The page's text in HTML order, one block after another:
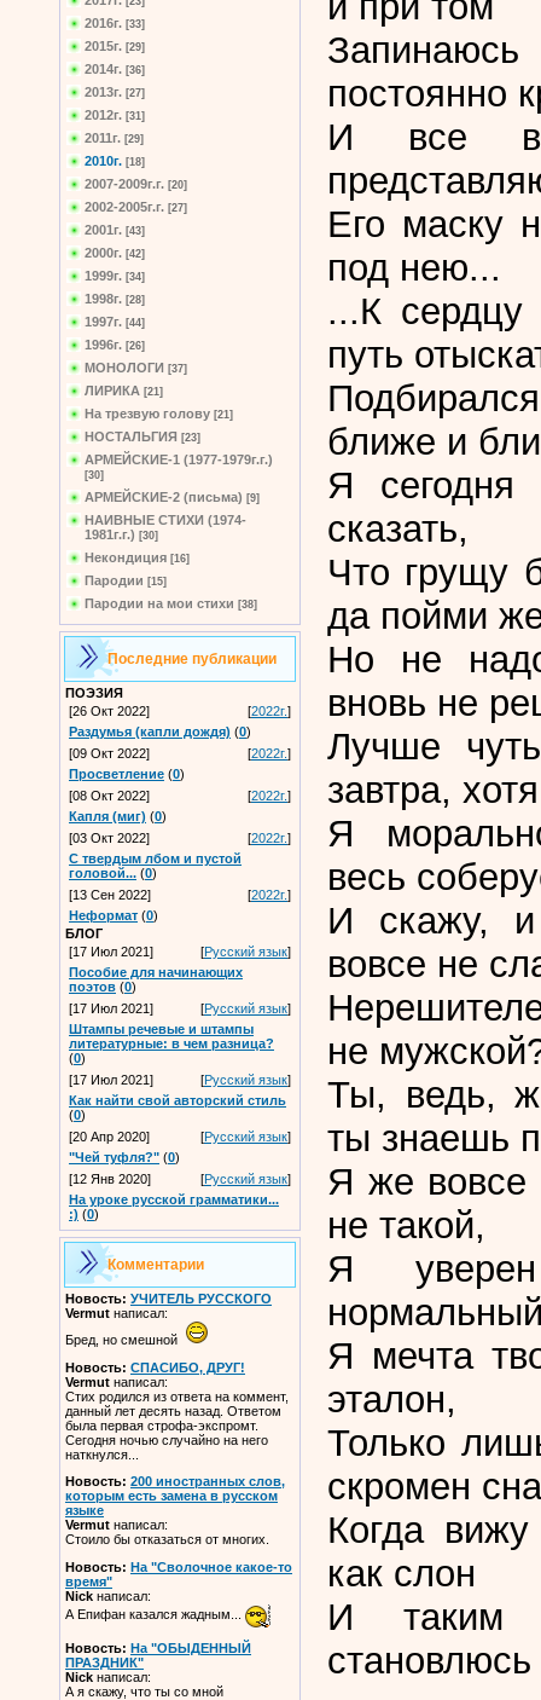
2016г. [33]
2015г. [29]
2014г. [36]
2013г. [27]
2012г. [31]
2011г. [29]
2010г. [18]
2007-2009г.г. [20]
2002-2005г.г. [27]
2001г. [43]
2000г. [42]
1999г. [34]
1998г. [28]
1997г. [44]
1996г. [26]
МОНОЛОГИ [37]
ЛИРИКА [21]
На трезвую голову [21]
НОСТАЛЬГИЯ [23]
АРМЕЙСКИЕ-1 (1977-1979г.г.)
[30]
АРМЕЙСКИЕ-2 (письма) [9]
НАИВНЫЕ СТИХИ (1974-
1981г.г.) [30]
Некондиция [16]
Пародии [15]
Пародии на мои стихи [38]
Последние публикации
ПОЭЗИЯ
[26 Окт 2022]
[2022г.]
Раздумья (капли дождя) (0)
[09 Окт 2022]
[2022г.]
Просветление (0)
[08 Окт 2022]
[2022г.]
Капля (миг) (0)
[03 Окт 2022]
[2022г.]
С твердым лбом и пустой
головой... (0)
[13 Сен 2022]
[2022г.]
Неформат (0)
БЛОГ
[17 Июл 2021]
[Русский язык]
Пособие для начинающих
поэтов (0)
[17 Июл 2021]
[Русский язык]
Штампы речевые и штампы
литературные: в чем разница?
(0)
[17 Июл 2021]
[Русский язык]
Как найти свой авторский стиль
(0)
[20 Апр 2020]
[Русский язык]
"Чей туфля?" (0)
[12 Янв 2020]
[Русский язык]
На уроке русской грамматики...
:) (0)
Комментарии
Новость: УЧИТЕЛЬ РУССКОГО
Vermut написал:
Бред, но смешной
Новость: СПАСИБО, ДРУГ!
Vermut написал:
Стих родился из ответа на коммент,
данный лет десять назад. Ответом
была первая строфа-экспромт.
Сегодня ночью случайно на него
наткнулся...
Новость: 200 иностранных слов,
которым есть замена в русском
языке
Vermut написал:
Стоило бы отказаться от многих.
Новость: На "Сволочное какое-то
время"
Nick написал:
А Епифан казался жадным...
Новость: На "ОБЫДЕННЫЙ
ПРАЗДНИК"
Nick написал:
А я скажу, что ты со мной
постоянно
И все
Его маску
под нею...
...К сердцу
путь
ближе и
Я сегодня
сказать,
Что грущу
да пойми
Но не
вновь не
Лучше
завтра,
Я
весь
И скажу,
вовсе не
не
Ты, ведь,
ты знаешь
Я же вовсе
не такой,
Я
Я мечта
эталон,
Только
скромен
Когда
как слон
И таким